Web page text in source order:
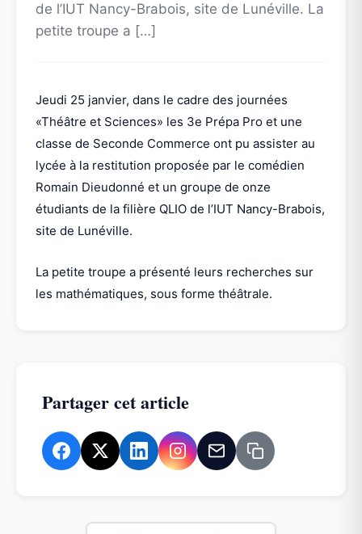
de l’IUT Nancy-Brabois, site de Lunéville. La
petite troupe a […]
Jeudi 25 janvier, dans le cadre des journées
«Théâtre et Sciences» les 3e Prépa Pro et une
classe de Seconde Commerce ont pu assister au
lycée à la restitution proposée par le comédien
Romain Dieudonné et un groupe de onze
étudiants de la filière QLIO de l’IUT Nancy-Brabois,
site de Lunéville.
La petite troupe a présenté leurs recherches sur
les mathématiques, sous forme théâtrale.
Partager cet article